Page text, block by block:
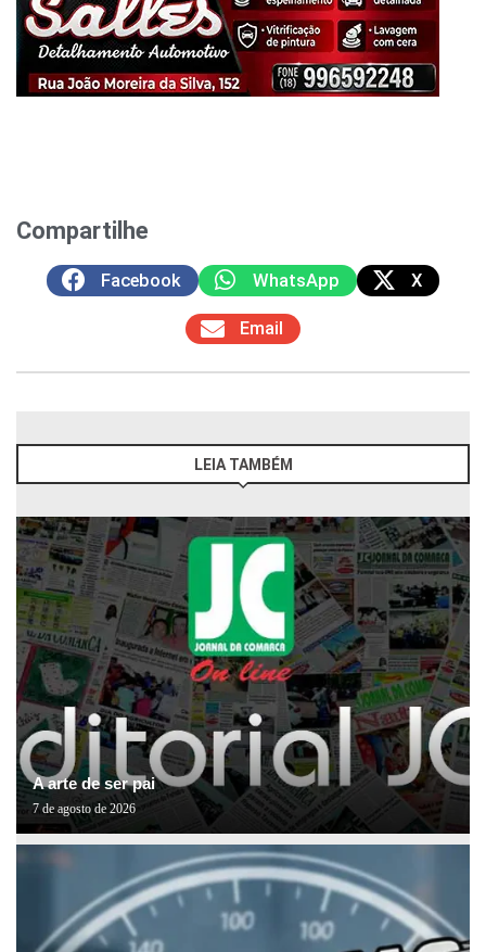
Compartilhe
Facebook WhatsApp X
Email
LEIA TAMBÉM
A arte de ser pai
7 de agosto de 2026